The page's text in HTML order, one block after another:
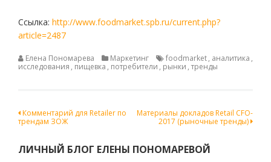
Ссылка: http://www.foodmarket.spb.ru/current.php?
article=2487
Елена Пономарева Маркетинг foodmarket, аналитика ,
исследования , пищевка , потребители , рынки , тренды
Навигация
записям
Комментарий для Retailer по
трендам ЗОЖ
Материалы докладов Retail CFO-
2017 (рыночные тренды)
ЛИЧНЫЙ БЛОГ ЕЛЕНЫ ПОНОМАРЕВОЙ